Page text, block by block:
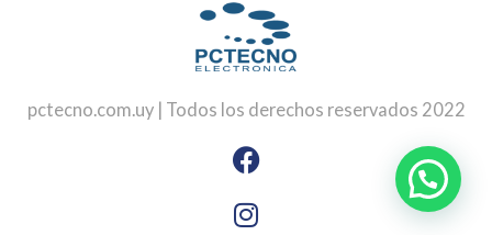
pctecno.com.uy | Todos los derechos reservados 2022
Facebook
Instagram